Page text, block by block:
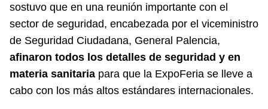
sostuvo que en una reunión importante con el
sector de seguridad, encabezada por el viceministro
de Seguridad Ciudadana, General Palencia,
afinaron todos los detalles de seguridad y en
materia sanitaria para que la ExpoFeria se lleve a
cabo con los más altos estándares internacionales.